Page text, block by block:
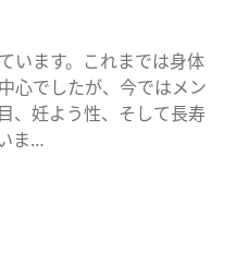
います。これまでは身体
心でしたが、今ではメン
、妊よう性、そして長寿
ま…